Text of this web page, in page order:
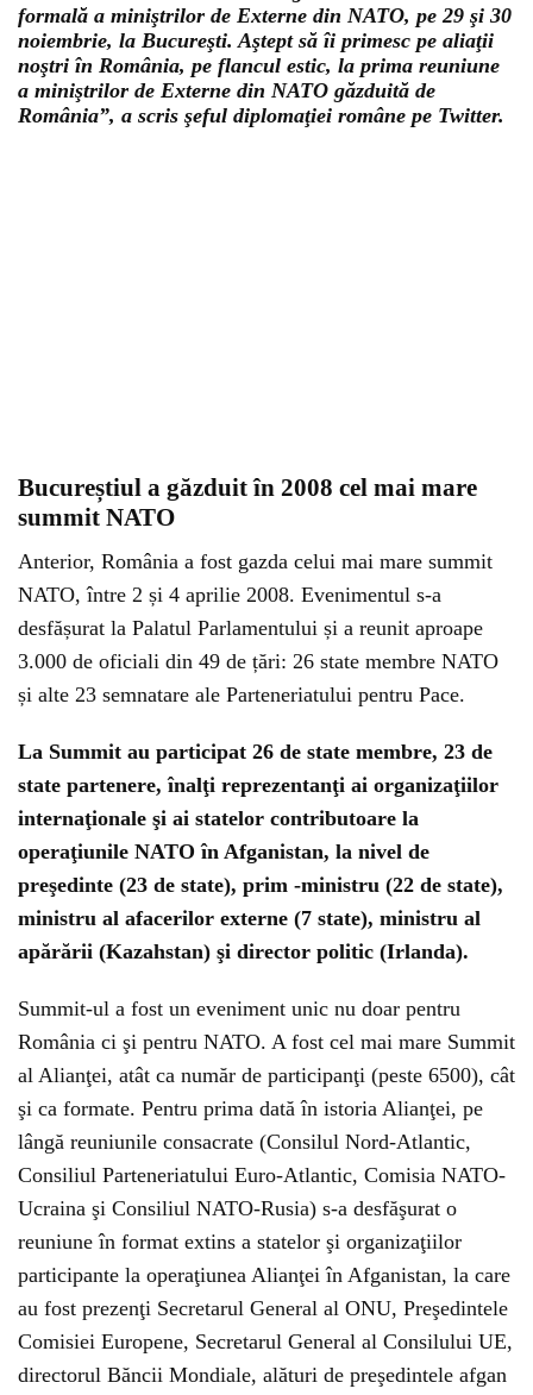
formală a miniştrilor de Externe din NATO, pe 29 şi 30
noiembrie, la Bucureşti. Aştept să îi primesc pe aliaţii
noştri în România, pe flancul estic, la prima reuniune
a miniştrilor de Externe din NATO găzduită de
România”, a scris şeful diplomaţiei române pe Twitter.
Bucureștiul a găzduit în 2008 cel mai mare
summit NATO
Anterior, România a fost gazda celui mai mare summit
NATO, între 2 și 4 aprilie 2008. Evenimentul s-a
desfășurat la Palatul Parlamentului și a reunit aproape
3.000 de oficiali din 49 de țări: 26 state membre NATO
și alte 23 semnatare ale Parteneriatului pentru Pace.
La Summit au participat 26 de state membre, 23 de
state partenere, înalţi reprezentanţi ai organizaţiilor
internaţionale şi ai statelor contributoare la
operaţiunile NATO în Afganistan, la nivel de
preşedinte (23 de state), prim -ministru (22 de state),
ministru al afacerilor externe (7 state), ministru al
apărării (Kazahstan) şi director politic (Irlanda).
Summit-ul a fost un eveniment unic nu doar pentru
România ci şi pentru NATO. A fost cel mai mare Summit
al Alianţei, atât ca număr de participanţi (peste 6500), cât
şi ca formate. Pentru prima dată în istoria Alianţei, pe
lângă reuniunile consacrate (Consilul Nord-Atlantic,
Consiliul Parteneriatului Euro-Atlantic, Comisia NATO-
Ucraina şi Consiliul NATO-Rusia) s-a desfăşurat o
reuniune în format extins a statelor şi organizaţiilor
participante la operaţiunea Alianţei în Afganistan, la care
au fost prezenţi Secretarul General al ONU, Preşedintele
Comisiei Europene, Secretarul General al Consilului UE,
directorul Băncii Mondiale, alături de preşedintele afgan